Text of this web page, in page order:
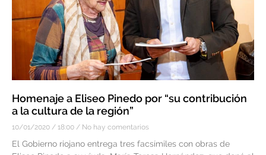
Homenaje a Eliseo Pinedo por “su contribución
a la cultura de la región”
10/01/2020 18:00 No hay comentarios
El Gobierno riojano entrega tres facsímiles con obras de